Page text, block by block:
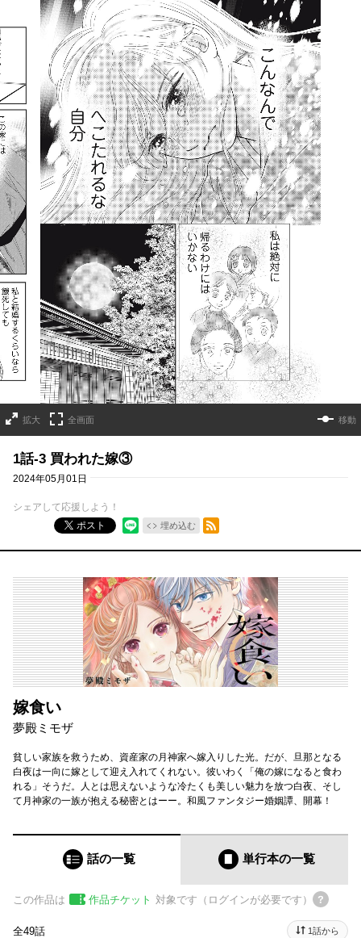
拡大 全画面 移動
1話-3 買われた嫁③
2024年05月01日
シェアして応援しよう！
ポスト
埋め込む
RSSフィード
嫁食い
夢殿ミモザ
貧しい家族を救うため、資産家の月神家へ嫁入りした光。だが、旦那となる
白夜は一向に嫁として迎え入れてくれない。彼いわく「俺の嫁になると食わ
れる」そうだ。人とは思えないような冷たくも美しい魅力を放つ白夜、そし
て月神家の一族が抱える秘密とはーー。和風ファンタジー婚姻譚、開幕！
話の一覧 単行本の一覧
この作品は 作品チケット 対象です（ログインが必要です）
全49話 1話から